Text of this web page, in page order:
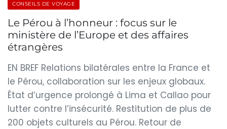
CONSEILS DE VOYAGE
Le Pérou à l’honneur : focus sur le
ministère de l’Europe et des affaires
étrangères
EN BREF Relations bilatérales entre la France et
le Pérou, collaboration sur les enjeux globaux.
État d’urgence prolongé à Lima et Callao pour
lutter contre l’insécurité. Restitution de plus de
200 objets culturels au Pérou. Retour de